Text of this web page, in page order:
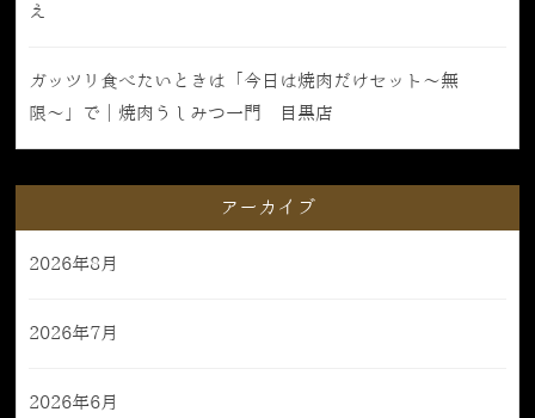
え
ガッツリ食べたいときは「今日は焼肉だけセット〜無
限〜」で｜焼肉うしみつ一門 目黒店
アーカイブ
2026年8月
2026年7月
2026年6月